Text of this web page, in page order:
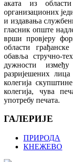
аката из
организационих
и издавања
гласник опште
врши провјеру
области
обавља стручно-
дужности
разријешених
колегија
колегија, чува
употребу печата.
ГАЛЕРИЈЕ
ПРИРОДА
КНЕЖЕВО